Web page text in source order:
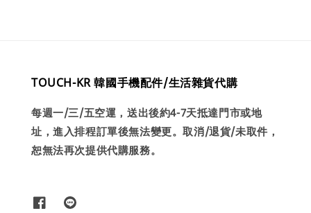
TOUCH-KR 韓國手機配件/生活雜貨代購
每週一/三/五空運，送出後約4-7天抵達門市或地
址，進入排程訂單後無法變更。取消/退貨/未取件，
恕無法再次提供代購服務。